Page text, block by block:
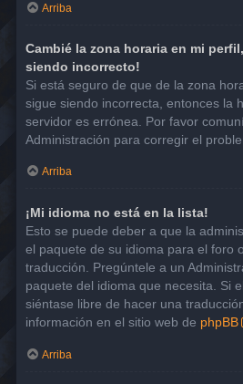
Arriba
Cambié la zona horaria en mi
siendo incorrecto!
Si está seguro de que de la zona
sigue siendo incorrecta, entonces la
servidor es errónea. Por favor
Administración para corregir el
Arriba
¡Mi idioma no está en la lista!
Esto se puede deber a que la
el paquete de su idioma para el foro
traducción. Pregúntele a un
paquete del idioma que necesita. Si
siéntase libre de hacer una
información en el sitio web de phpBB
Arriba